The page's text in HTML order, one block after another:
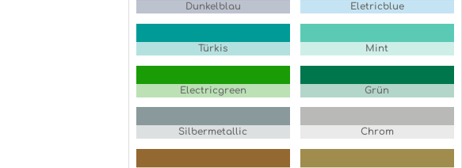
Dunkelblau Eletricblue
Türkis Mint
Electricgreen Grün
Silbermetallic Chrom